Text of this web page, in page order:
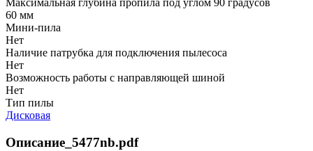
Максимальная глубина пропила под углом 90 градусов
60 мм
Мини-пила
Нет
Наличие патрубка для подключения пылесоса
Нет
Возможность работы с направляющей шиной
Нет
Тип пилы
Дисковая
Описание_5477nb.pdf